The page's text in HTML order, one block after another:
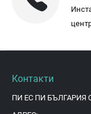
Контакти
ПИ ЕС ПИ БЪЛГАРИЯ